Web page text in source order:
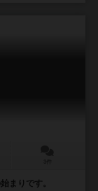
まりです。